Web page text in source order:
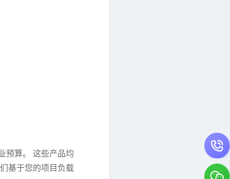
预算。 这些产品均
基于您的项目负载